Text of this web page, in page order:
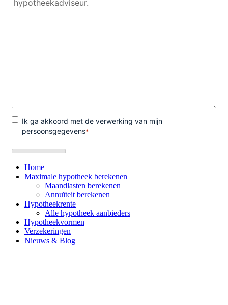
Home
Maximale hypotheek berekenen
Maandlasten berekenen
Annuïteit berekenen
Hypotheekrente
Alle hypotheek aanbieders
Hypotheekvormen
Verzekeringen
Nieuws & Blog